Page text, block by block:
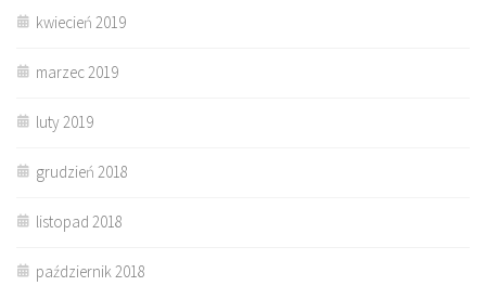
kwiecień 2019
marzec 2019
luty 2019
grudzień 2018
listopad 2018
październik 2018